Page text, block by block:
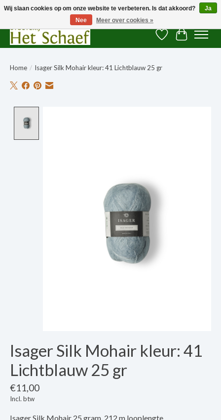
Verlanglijst
Home / Isager Silk Mohair kleur: 41 Lichtblauw 25 gr
Isager Silk Mohair kleur: 41
Lichtblauw 25 gr
€11,00
Incl. btw
Isager Silk Mohair 25 gram, 212 m looplengte
Wij slaan cookies op om onze website te verbeteren. Is dat akkoord?
Ja
Nee
Meer over cookies »